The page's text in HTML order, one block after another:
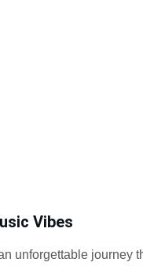
Vibes
unforgettable journey